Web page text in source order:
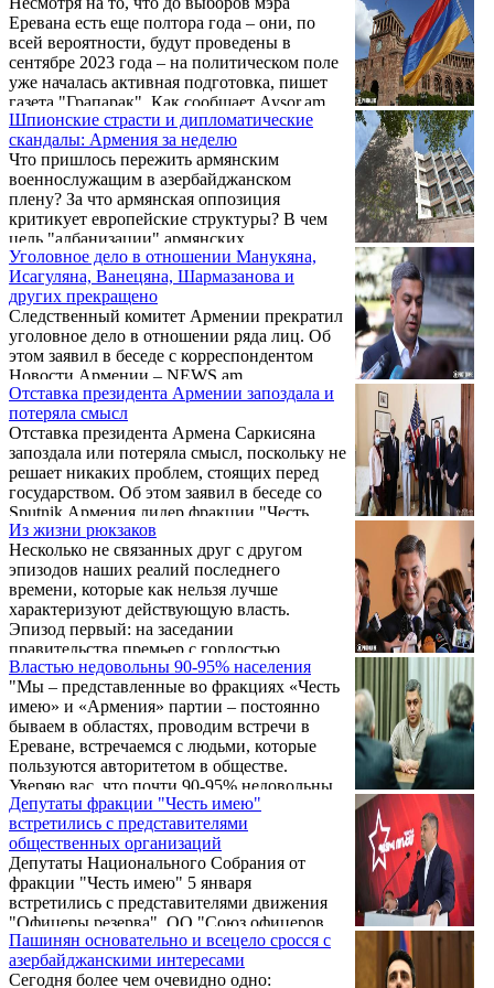
правительства или Национального
Собрания, что это нам даст? Это даст
властям возможность задержать лидеров
движения, многочисленных граждан и
остановить движение. Мы не имеем права
допустить этого", — указал Ванецян.
Еревана есть еще полтора года – они, по
всей вероятности, будут проведены в
сентябре 2023 года – на политическом поле
уже началась активная подготовка, пишет
газета "Грапарак". Как сообщает Aysor.am,
на данный момент есть как минимум три
кандидата – фаворита.
Шпионские страсти и дипломатические
скандалы: Армения за неделю
Что пришлось пережить армянским
военнослужащим в азербайджанском
плену? За что армянская оппозиция
критикует европейские структуры? В чем
цель "албанизации" армянских
религиозных памятников на территориях,
оказавшихся под контролем Баку? Станет
ли Армения частью Союзного государства
или за что в Армении обиделись на
Лукашенко? ИАЦ VERELQ публикует
наиболее интересные события уходящей
недели.
Уголовное дело в отношении Манукяна,
Исагуляна, Ванецяна, Шармазанова и
других прекращено
Следственный комитет Армении прекратил
уголовное дело в отношении ряда лиц. Об
этом заявил в беседе с корреспондентом
Новости Армении – NEWS.am
представитель ВО АРФД, депутат от блока
"Армения" Гегам Манукян.
Отставка президента Армении запоздала и
потеряла смысл
Отставка президента Армена Саркисяна
запоздала или потеряла смысл, поскольку не
решает никаких проблем, стоящих перед
государством. Об этом заявил в беседе со
Sputnik Армения лидер фракции "Честь
имею" Артур Ванецян. По его словам, в
рамках здоровой политической логики
довольно сложно или даже невозможно
понять поведение нынешних властей
страны.
Из жизни рюкзаков
Несколько не связанных друг с другом
эпизодов наших реалий последнего
времени, которые как нельзя лучше
характеризуют действующую власть.
Эпизод первый: на заседании
правительства премьер с гордостью
рассказывает о том, как один гражданин,
всю жизнь проработавший учителем,
предпочел сменить профессию и стал
патрульным-полицейским. Для Пашиняна
это предмет гордости, показатель
успешности деятельности созданной им
патрульной службы.
Властью недовольны 90-95% населения
"Мы – представленные во фракциях «Честь
имею» и «Армения» партии – постоянно
бываем в областях, проводим встречи в
Ереване, встречаемся с людьми, которые
пользуются авторитетом в обществе.
Уверяю вас, что почти 90-95% недовольны
действующей властью, но есть одно важное
обстоятельство: большинство этих людей не
поддерживает сегодняшнюю оппозицию", -
заявил в интервью parliamentmonitoring.am
руководитель фракции «Честь имею» Артур
Ванецян.
Депутаты фракции "Честь имею"
встретились с представителями
общественных организаций
Депутаты Национального Собрания от
фракции "Честь имею" 5 января
встретились с представителями движения
"Офицеры резерва", ОО "Союз офицеров
резерва СНБ", движения деятелей культуры
и интеллигенции "Голос Родины", ОО
"Армянский Национальный фронт", ОО
Пашинян основательно и всецело сросся с
азербайджанскими интересами
Сегодня более чем очевидно одно: